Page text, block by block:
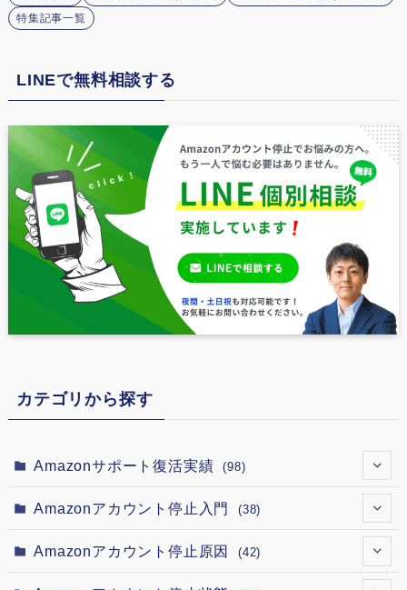
特集記事一覧
LINEで無料相談する
カテゴリから探す
Amazonサポート復活実績 (98)
(7)
(12)
(12)
Amazonアカウント停止入門 (38)
(4)
Amazonアカウント停止原因 (42)